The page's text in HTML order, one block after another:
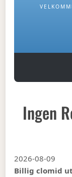
Ingen
2026-08-09
Billig clomid